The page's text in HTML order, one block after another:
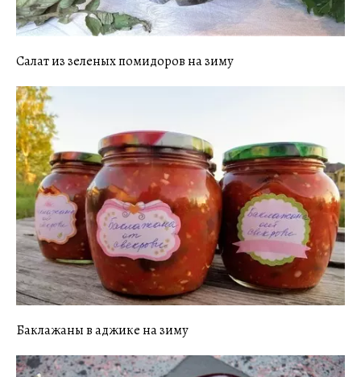
Салат из зеленых помидоров на зиму
Баклажаны в аджике на зиму